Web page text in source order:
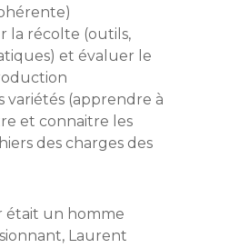
la récolte (outils,
et évaluer le
variétés (apprendre à
et connaitre les
des charges des
était un homme
Laurent